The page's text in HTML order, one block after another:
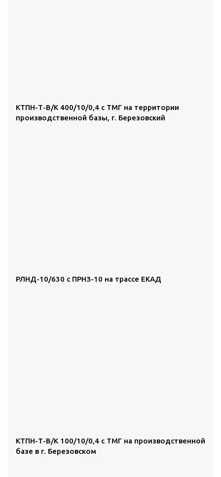
КТПН-Т-В/К 400/10/0,4 с ТМГ на территории
производственной базы, г. Березовский
РЛНД-10/630 с ПРНЗ-10 на трассе ЕКАД
КТПН-Т-В/К 100/10/0,4 с ТМГ на производственной
базе в г. Березовском